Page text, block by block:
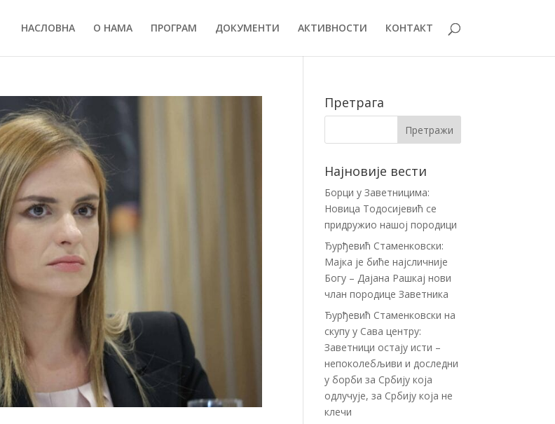
НАСЛОВНА О НАМА ПРОГРАМ ДОКУМЕНТИ АКТИВНОСТИ КОНТАКТ
Претрага
Најновије вести
Борци у Заветницима:
Новица Тодосијевић се
придружио нашој породици
Ђурђевић Стаменковски:
Мајка је биће најсличније
Богу – Дајана Рашкај нови
члан породице Заветника
Ђурђевић Стаменковски на
скупу у Сава центру:
Заветници остају исти –
непоколебљиви и доследни
у борби за Србију која
одлучује, за Србију која не
клечи